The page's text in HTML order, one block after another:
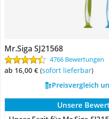
Mr.Siga SJ21568
4766 Bewertungen
ab 16,00 € ( Sofort lieferbar)
Preisvergleich
Unsere